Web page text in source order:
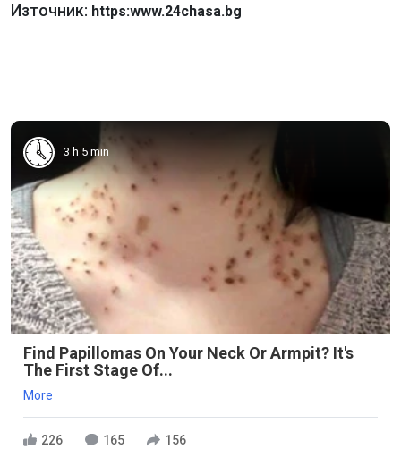
Източник: https:www.24chasa.bg
3 h 5 min
Find Papillomas On Your Neck Or Armpit? It's
The First Stage Of...
More
226 165 156